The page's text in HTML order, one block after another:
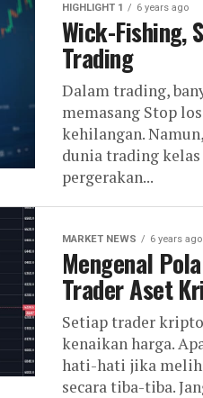
HIGHLIGHT 1 6 years ago
Wick-Fishing,
Trading
Dalam trading,
memasang Stop
kehilangan.
dunia trading kelas
pergerakan...
MARKET NEWS 6 years ago
Mengenal
Trader Aset
Setiap trader
kenaikan harga.
hati-hati jika
secara tiba-tiba.